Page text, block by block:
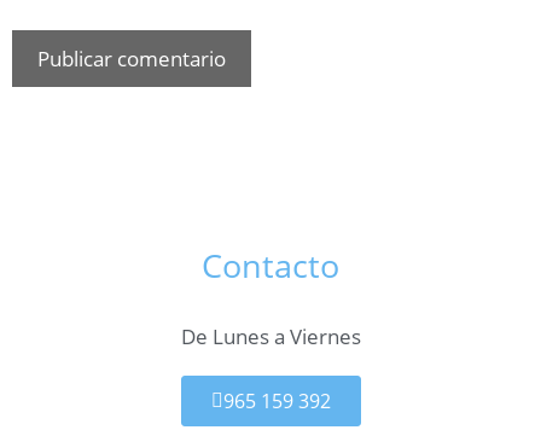
Contacto
De Lunes a Viernes
965 159 392